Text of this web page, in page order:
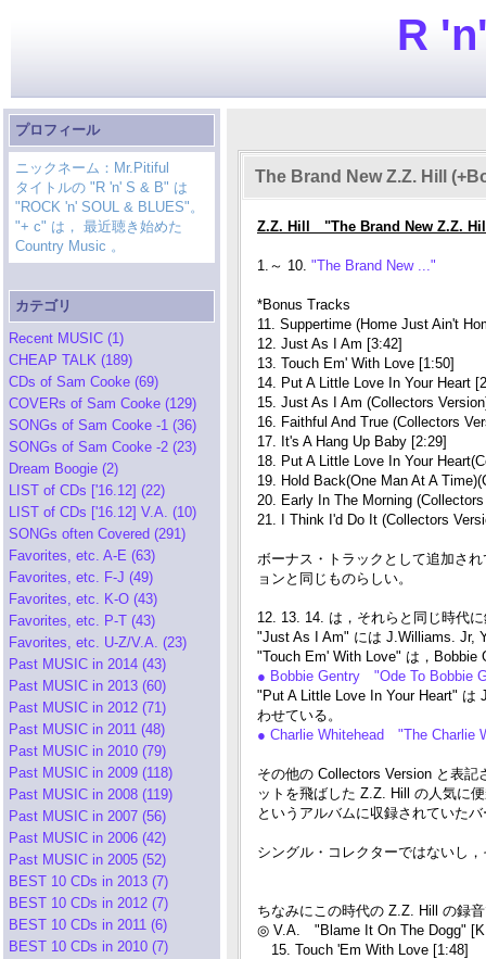
R
プロフィール
ニックネーム：Mr.Pitiful
タイトルの "R 'n' S & B" は
"ROCK 'n' SOUL & BLUES"。
"+ c" は， 最近聴き始めた
Country Music 。
カテゴリ
Recent MUSIC (1)
CHEAP TALK (189)
CDs of Sam Cooke (69)
COVERs of Sam Cooke (129)
SONGs of Sam Cooke -1 (36)
SONGs of Sam Cooke -2 (23)
Dream Boogie (2)
LIST of CDs ['16.12] (22)
LIST of CDs ['16.12] V.A. (10)
SONGs often Covered (291)
Favorites, etc. A-E (63)
Favorites, etc. F-J (49)
Favorites, etc. K-O (43)
Favorites, etc. P-T (43)
Favorites, etc. U-Z/V.A. (23)
Past MUSIC in 2014 (43)
Past MUSIC in 2013 (60)
Past MUSIC in 2012 (71)
Past MUSIC in 2011 (48)
Past MUSIC in 2010 (79)
Past MUSIC in 2009 (118)
Past MUSIC in 2008 (119)
Past MUSIC in 2007 (56)
Past MUSIC in 2006 (42)
Past MUSIC in 2005 (52)
BEST 10 CDs in 2013 (7)
BEST 10 CDs in 2012 (7)
BEST 10 CDs in 2011 (6)
BEST 10 CDs in 2010 (7)
The Brand New Z.Z. Hill
Z.Z. Hill "The Brand New Z.Z.
1.～ 10. "The Brand New ..."
*Bonus Tracks
11. Suppertime (Home Just Ain't
12. Just As I Am [3:42]
13. Touch Em' With Love [1:50]
14. Put A Little Love In Your Heart
15. Just As I Am (Collectors
16. Faithful And True (Collectors
17. It's A Hang Up Baby [2:29]
18. Put A Little Love In Your
19. Hold Back(One Man At A
20. Early In The Morning
21. I Think I'd Do It (Collectors
ボーナス・トラックとして追加さ
ョンと同じものらしい。
12. 13. 14. は，それらと同じ時代
"Just As I Am" には J.Williams. Jr,
"Touch Em' With Love" は，Bobbie
● Bobbie Gentry "Ode To Bobbie
"Put A Little Love In Your Heart" は
わせている。
● Charlie Whitehead "The Charlie
その他の Collectors Version と表
ットを飛ばした Z.Z. Hill の人気に
というアルバムに収録されていた
シングル・コレクターではないし
ちなみにこの時代の Z.Z. Hill の録
◎ V.A. "Blame It On The Dogg"
15. Touch 'Em With Love [1:48]